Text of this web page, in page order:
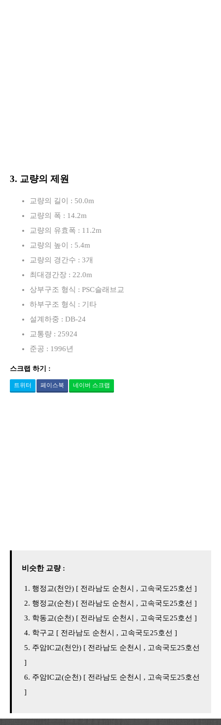
3. 교량의 제원
교량의 길이 : 50.0m
교량의 폭 : 14.2m
교량의 유효폭 : 11.2m
교량의 높이 : 5.4m
교량의 경간수 : 3개
최대경간장 : 22.0m
상부구조 형식 : PSC슬래브교
하부구조 형식 : 기타
설계하중 : DB-24
교통량 : 25924
준공 : 1996년
스크랩 하기 :
트위터 페이스북 네이버 스크랩
비슷한 교량 :
행정교(천안) [ 전라남도 순천시 , 고속국도25호선 ]
행정교(순천) [ 전라남도 순천시 , 고속국도25호선 ]
학동교(순천) [ 전라남도 순천시 , 고속국도25호선 ]
학구교 [ 전라남도 순천시 , 고속국도25호선 ]
주암IC교(천안) [ 전라남도 순천시 , 고속국도25호선
]
주암IC교(순천) [ 전라남도 순천시 , 고속국도25호선
]